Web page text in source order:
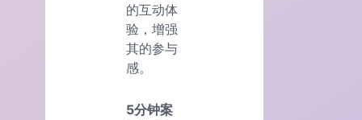
的互动体
验，增强
其的参与
感。
5分钟案